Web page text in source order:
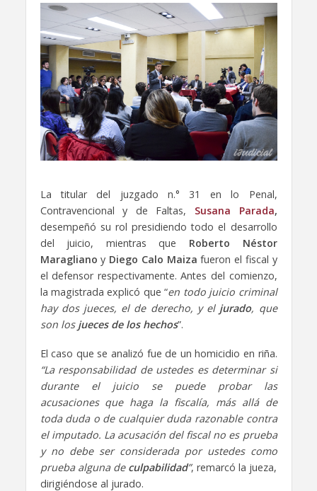
La titular del juzgado n.° 31 en lo Penal,
Contravencional y de Faltas, Susana Parada,
desempeñó su rol presidiendo todo el desarrollo
del juicio, mientras que Roberto Néstor
Maragliano y Diego Calo Maiza fueron el fiscal y
el defensor respectivamente. Antes del comienzo,
la magistrada explicó que “en todo juicio criminal
hay dos jueces, el de derecho, y el jurado, que
son los jueces de los hechos”.
El caso que se analizó fue de un homicidio en riña.
“La responsabilidad de ustedes es determinar si
durante el juicio se puede probar las
acusaciones que haga la fiscalía, más allá de
toda duda o de cualquier duda razonable contra
el imputado. La acusación del fiscal no es prueba
y no debe ser considerada por ustedes como
prueba alguna de culpabilidad”, remarcó la jueza,
dirigiéndose al jurado.